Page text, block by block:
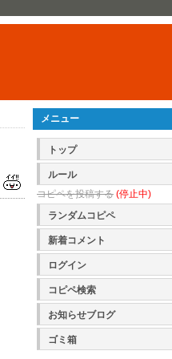
メニュー
トップ
ルール
コピペを投稿する (停止中)
ランダムコピペ
新着コメント
ログイン
コピペ検索
お知らせブログ
ゴミ箱